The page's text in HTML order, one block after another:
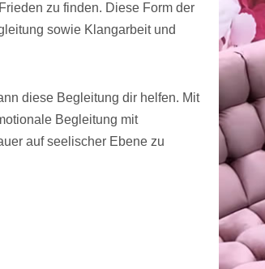
zu finden. Diese Form der
sowie Klangarbeit und
diese Begleitung dir helfen. Mit
Begleitung mit
auf seelischer Ebene zu